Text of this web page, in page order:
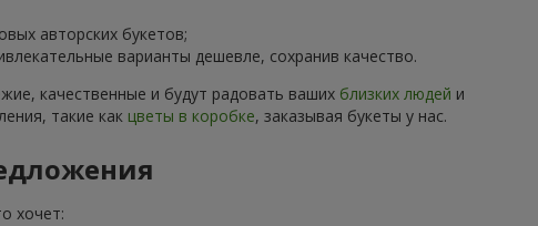
авторских букетов;
варианты дешевле, сохранив качество.
качественные и будут радовать ваших близких людей и
такие как цветы в коробке, заказывая букеты у нас.
хочет: